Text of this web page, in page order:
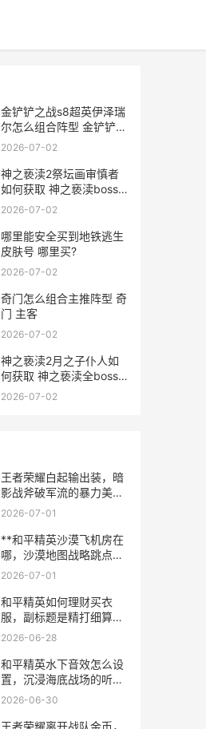
金铲铲之战s8超英伊泽瑞
尔怎么组合阵型 金铲铲之
战vns1
2026-07-02
神之亵渎2祭坛画审慎者
如何获取 神之亵渎boss
位置
2026-07-02
哪里能安全买到地铁逃生
皮肤号 哪里买?
2026-07-02
奇门怎么组合主推阵型 奇
门 主客
2026-07-02
神之亵渎2月之子仆人如
何获取 神之亵渎全boss
图鉴
2026-07-02
王者荣耀白起输出装，暗
影战斧破军流的暴力美
学，一个坦克的逆袭之路
2026-07-01
**和平精英沙漠飞机房在
哪，沙漠地图战略跳点深
度解析**
2026-07-01
和平精英如何理财买衣
服，副标题是精打细算的
战场时尚经
2026-06-28
和平精英水下音效怎么设
置，沉浸海底战场的听觉
密码
2026-06-30
王者荣耀离开战队金币，